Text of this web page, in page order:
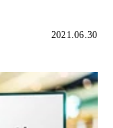
2021.06.30